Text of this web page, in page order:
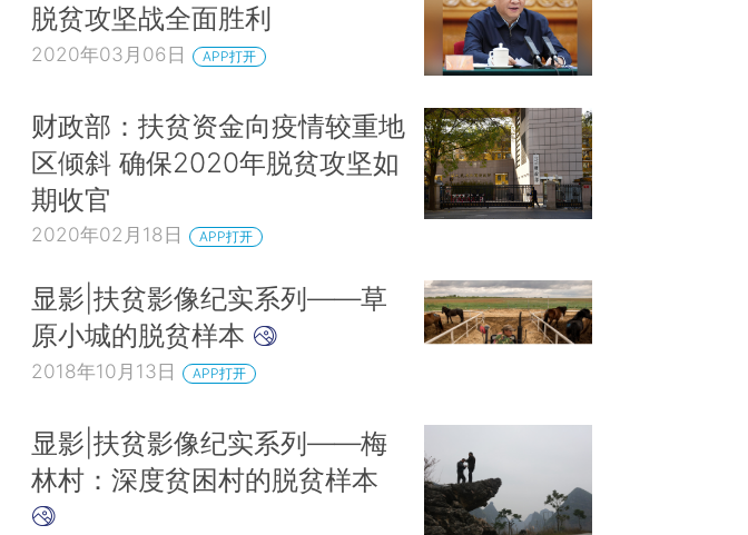
脱贫攻坚战全面胜利
2020年03月06日 APP打开
财政部：扶贫资金向疫情较重地
区倾斜 确保2020年脱贫攻坚如
期收官
2020年02月18日 APP打开
显影|扶贫影像纪实系列——草
原小城的脱贫样本
2018年10月13日 APP打开
显影|扶贫影像纪实系列——梅
林村：深度贫困村的脱贫样本